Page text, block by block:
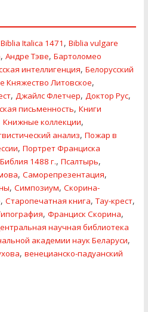
Biblia Italica 1471 , Biblia vulgare
, Андре Тэве, Бартоломео
интеллигенция, Белорусский
Княжество Литовское,
, Джайлс Флетчер, Доктор Рус,
письменность, Книги
Книжные коллекции,
анализ, Пожар в
, Портрет Франциска
1488 г., Псалтырь,
, Саморепрезентация,
, Симпозиум, Скорина-
, Старопечатная книга,Тау-крест,
, Франциск Скорина,
научная библиотека
академии наук Беларуси,
, венецианско-падуанский